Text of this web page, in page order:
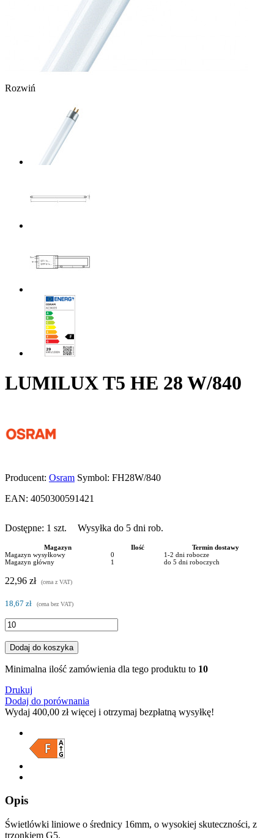
Rozwiń
LUMILUX T5 HE 28 W/840
Producent: Osram Symbol: FH28W/840
EAN: 4050300591421
Dostępne: 1 szt. Wysyłka do 5 dni rob.
Magazyn Ilość
Termin dostawy
Magazyn wysyłkowy
0
1-2 dni robocze
Magazyn główny
1 do 5 dni roboczych
22,96 zł (cena z VAT)
18,67 zł (cena bez VAT)
Dodaj do koszyka
Minimalna ilość zamówienia dla tego produktu to 10
Drukuj
Dodaj do porównania
Wydaj 400,00 złwięcej i otrzymaj bezpłatną wysyłkę!
Opis
Świetlówki liniowe o średnicy 16mm, o wysokiej skuteczności, z
trzonkiem G5.